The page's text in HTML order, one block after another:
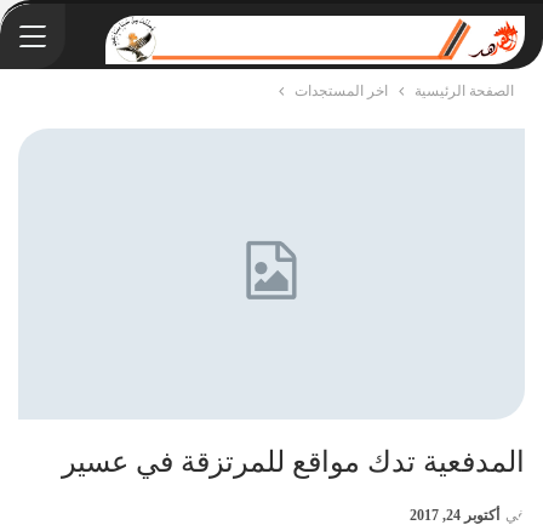
الصفحة الرئيسية اخر المستجدات
المدفعية تدك مواقع للمرتزقة في عسير
في أكتوبر 24, 2017